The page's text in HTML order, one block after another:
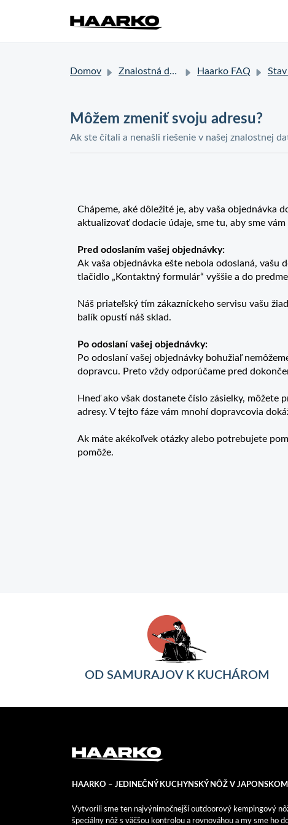
Domov Znalostná databáza Haarko FAQ Stav
Môžem zmeniť svoju adresu?
Ak ste čítali a nenašli riešenie v našej znalostnej
Chápeme, aké dôležité je, aby vaša objednávka
aktualizovať dodacie údaje, sme tu, aby sme
Pred odoslaním vašej objednávky:
Ak vaša objednávka ešte nebola odoslaná,
tlačidlo „Kontaktný formulár“ vyššie a do
Náš priateľský tím zákazníckeho servisu vašu
balík opustí náš sklad.
Po odoslaní vašej objednávky:
Po odoslaní vašej objednávky bohužiaľ
dopravcu. Preto vždy odporúčame pred
Hneď ako však dostanete číslo zásielky,
adresy. V tejto fáze vám mnohí dopravcovia
Ak máte akékoľvek otázky alebo potrebujete
pomôže.
OD SAMURAJOV K KUCHÁROM
HAARKO – JEDINEČNÝ KUCHYNSKÝ NÔŽ V JAPONSKOM
Vytvorili sme ten najvýnimočnejší outdoorový kempingový
špeciálny nôž s väčšou kontrolou a rovnováhou a my sme ho